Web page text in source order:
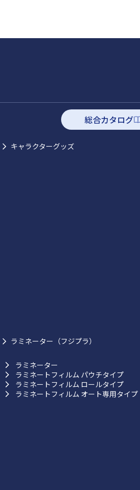
総合カタログ
キャラクターグッズ
ラミネーター（フジプラ）
ラミネーター
ラミネートフィルム パウチタイプ
ラミネートフィルム ロールタイプ
ラミネートフィルム オート専用タイプ